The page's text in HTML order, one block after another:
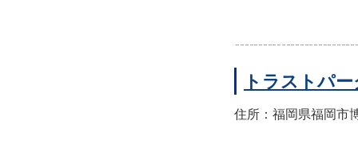
トラストパ
住所：福岡県福岡市